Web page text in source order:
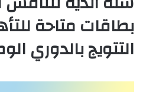
بطاقات متاحة
التتويج بالدوري